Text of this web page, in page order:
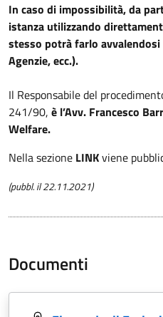
In caso di impossibilità, da
istanza utilizzando
stesso potrà farlo
Agenzie, ecc.).
Il Responsabile del
241/90, è l’Avv. Francesco
Welfare.
Nella sezione LINKviene
(pubbl. il 22.11.2021)
Documenti